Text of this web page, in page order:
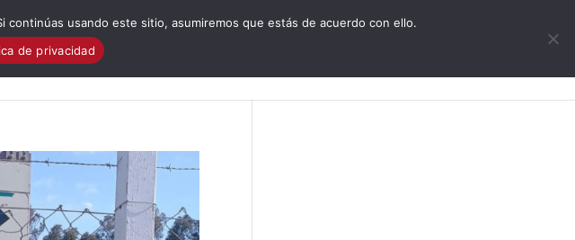
Programa
usando este sitio, asumiremos que estás de acuerdo con ello.
de privacidad